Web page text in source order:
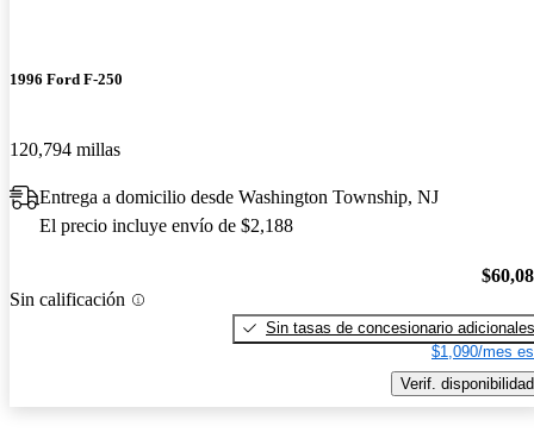
1996 Ford F-250
120,794 millas
Entrega a domicilio desde Washington Township, NJ
El precio incluye envío de $2,188
Sin calificación
Sin tasas de concesionario adicionales
$1,090/mes
Verif. disponibilidad